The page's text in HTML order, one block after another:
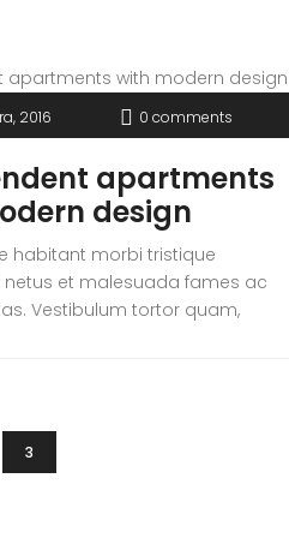
2016 0 comments
apartments
design
habitant morbi tristique
netus et malesuada fames ac
Vestibulum tortor quam,
ullamcorper pharetra.
wisi, condimentum sed,
3